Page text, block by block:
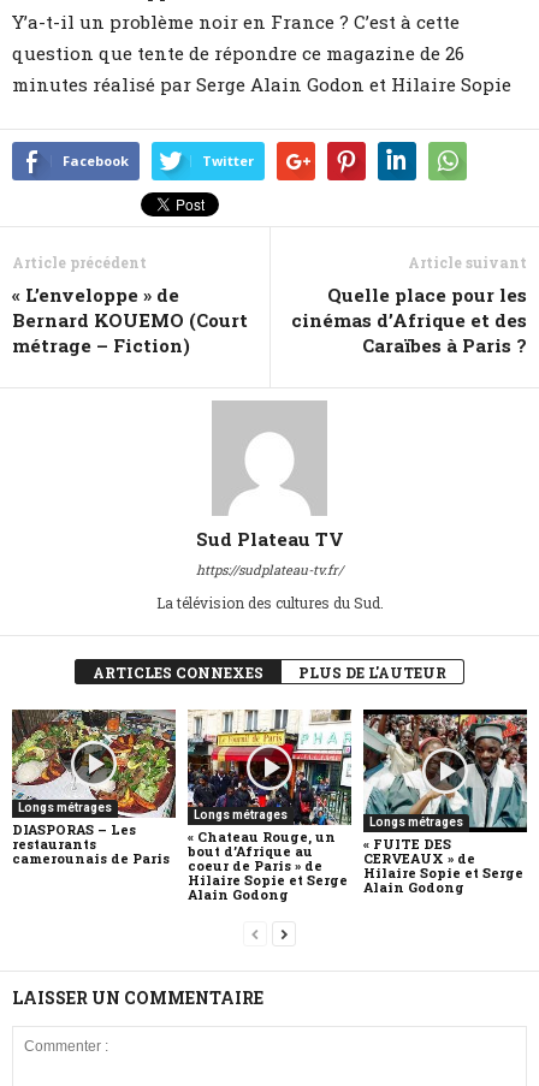
Y’a-t-il un problème noir en France ? C’est à cette
question que tente de répondre ce magazine de 26
minutes réalisé par Serge Alain Godon et Hilaire Sopie
Facebook Twitter
Article précédent
« L’enveloppe » de
Bernard KOUEMO (Court
métrage – Fiction)
Article suivant
Quelle place pour les
cinémas d’Afrique et des
Caraïbes à Paris ?
Sud Plateau TV
https://sudplateau-tv.fr/
La télévision des cultures du Sud.
ARTICLES CONNEXES PLUS DE L'AUTEUR
Longs métrages
DIASPORAS – Les
restaurants
camerounais de Paris
Longs métrages
« Chateau Rouge, un
bout d’Afrique au
coeur de Paris » de
Hilaire Sopie et Serge
Alain Godong
Longs métrages
« FUITE DES
CERVEAUX » de
Hilaire Sopie et Serge
Alain Godong
LAISSER UN COMMENTAIRE